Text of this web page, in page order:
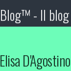
Elisa D'Agostino